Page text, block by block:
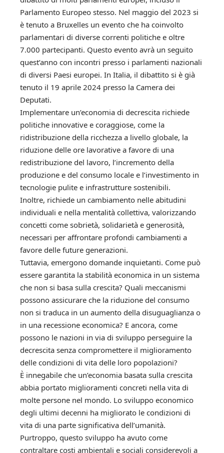
Parlamento Europeo stesso. Nel maggio del 2023 si
è tenuto a Bruxelles un evento che ha coinvolto
parlamentari di diverse correnti politiche e oltre
7.000 partecipanti. Questo evento avrà un seguito
quest’anno con incontri presso i parlamenti nazionali
di diversi Paesi europei. In Italia, il dibattito si è già
tenuto il 19 aprile 2024 presso la Camera dei
Deputati.
Implementare un’economia di decrescita richiede
politiche innovative e coraggiose, come la
ridistribuzione della ricchezza a livello globale, la
riduzione delle ore lavorative a favore di una
redistribuzione del lavoro, l’incremento della
produzione e del consumo locale e l’investimento in
tecnologie pulite e infrastrutture sostenibili.
Inoltre, richiede un cambiamento nelle abitudini
individuali e nella mentalità collettiva, valorizzando
concetti come sobrietà, solidarietà e generosità,
necessari per affrontare profondi cambiamenti a
favore delle future generazioni.
Tuttavia, emergono domande inquietanti. Come può
essere garantita la stabilità economica in un sistema
che non si basa sulla crescita? Quali meccanismi
possono assicurare che la riduzione del consumo
non si traduca in un aumento della disuguaglianza o
in una recessione economica? E ancora, come
possono le nazioni in via di sviluppo perseguire la
decrescita senza compromettere il miglioramento
delle condizioni di vita delle loro popolazioni?
È innegabile che un’economia basata sulla crescita
abbia portato miglioramenti concreti nella vita di
molte persone nel mondo. Lo sviluppo economico
degli ultimi decenni ha migliorato le condizioni di
vita di una parte significativa dell’umanità.
Purtroppo, questo sviluppo ha avuto come
contraltare costi ambientali e sociali considerevoli a